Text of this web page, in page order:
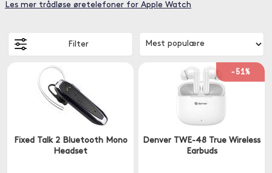
Les mer trådløse øretelefoner for Apple Watch
Filter
Fixed Talk 2 Bluetooth Mono
Headset
-51%
Denver TWE-48 True Wireless
Earbuds